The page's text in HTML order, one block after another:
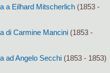
a Eilhard Mitscherlich (1853 -
di Carmine Mancini (1853 -
ad Angelo Secchi (1853 - 1853)